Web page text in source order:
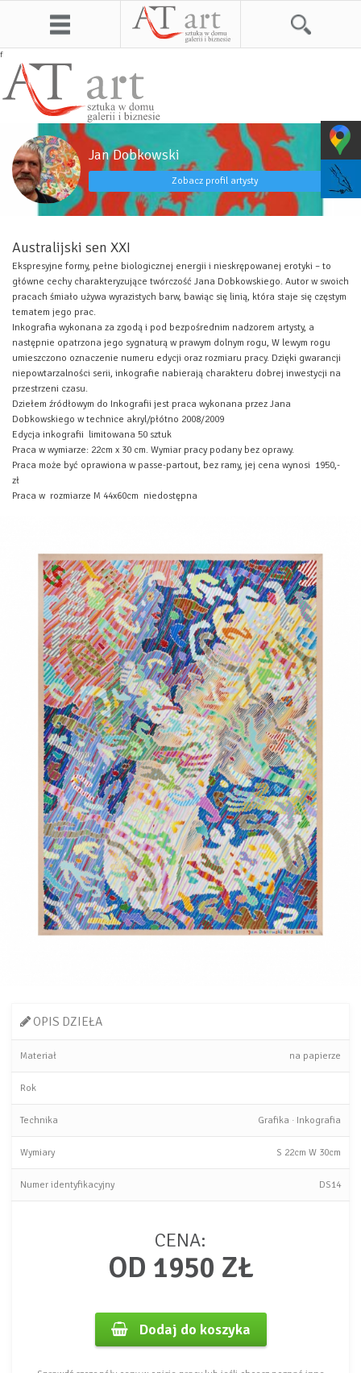
f
Australijski sen XXI
Ekspresyjne formy, pełne biologicznej energii i nieskrępowanej erotyki – to
główne cechy charakteryzujące twórczość Jana Dobkowskiego. Autor w swoich
pracach śmiało używa wyrazistych barw, bawiąc się linią, która staje się częstym
tematem jego prac.
Inkografia wykonana za zgodą i pod bezpośrednim nadzorem artysty, a
następnie opatrzona jego sygnaturą w prawym dolnym rogu, W lewym rogu
umieszczono oznaczenie numeru edycji oraz rozmiaru pracy. Dzięki gwarancji
niepowtarzalności serii, inkografie nabierają charakteru dobrej inwestycji na
przestrzeni czasu.
Dziełem źródłowym do Inkografii jest praca wykonana przez Jana
Dobkowskiego w technice akryl/płótno 2008/2009
Edycja inkografii limitowana 50 sztuk
Praca w wymiarze: 22cm x 30 cm. Wymiar pracy podany bez oprawy.
Praca może być oprawiona w passe-partout, bez ramy, jej cena wynosi 1950,-
zł
Praca w rozmiarze M 44x60cm niedostępna
Jan Dobkowski
Zobacz profil artysty
OPIS DZIEŁA
Materiał na papierze
Rok
Technika Grafika · Inkografia
Wymiary S 22cm W 30cm
Numer identyfikacyjny DS14
CENA:
OD 1950 ZŁ
Dodaj do koszyka